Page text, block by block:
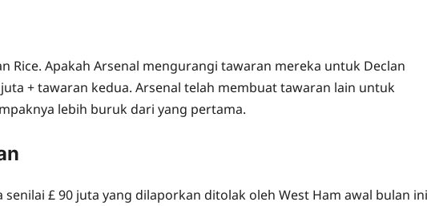
Rice. Apakah Arsenal mengurangi tawaran mereka untuk Declan
+ tawaran kedua. Arsenal telah membuat tawaran lain untuk
lebih buruk dari yang pertama.
£ 90 juta yang dilaporkan ditolak oleh West Ham awal bulan ini